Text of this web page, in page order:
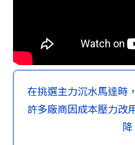
在挑選主力沉水馬達時
許多廠商因成本壓力改
降